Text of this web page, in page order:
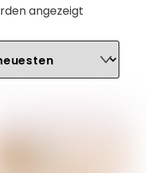
angezeigt
sortiert